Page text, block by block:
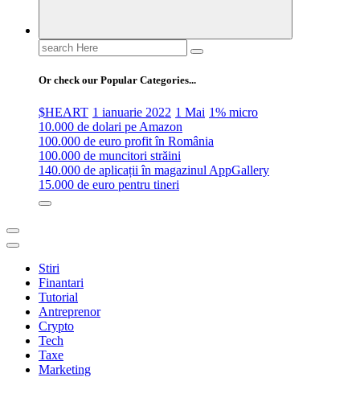
Search
for:
Or check our Popular Categories...
$HEART 1 ianuarie 2022 1 Mai 1% micro
10.000 de dolari pe Amazon
100.000 de euro profit în România
100.000 de muncitori străini
140.000 de aplicații în magazinul AppGallery
15.000 de euro pentru tineri
Stiri
Finantari
Tutorial
Antreprenor
Crypto
Tech
Taxe
Marketing